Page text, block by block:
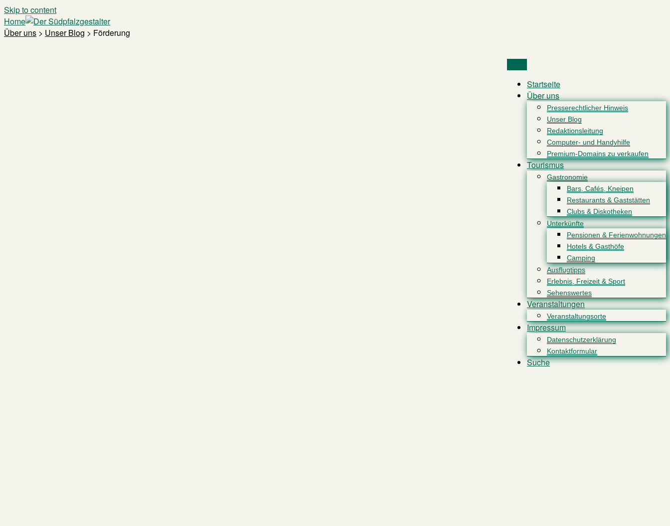
Skip to content
Home
Startseite
Über uns
Presserechtlicher Hinweis
Unser Blog
Redaktionsleitung
Computer- und Handyhilfe
Premium-Domains zu verkaufen
Tourismus
Gastronomie
Bars, Cafés, Kneipen
Restaurants & Gaststätten
Clubs & Diskotheken
Unterkünfte
Pensionen & Ferienwohnungen
Hotels & Gasthöfe
Camping
Ausflugtipps
Erlebnis, Freizeit & Sport
Sehenswertes
Veranstaltungen
Veranstaltungsorte
Impressum
Datenschutzerklärung
Kontaktformular
Suche
Über uns > Unser Blog > Förderung